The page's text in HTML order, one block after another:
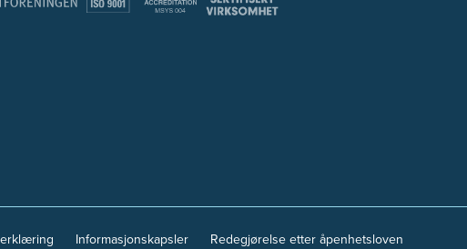
Informasjonskapsler Redegjørelse etter åpenhetsloven